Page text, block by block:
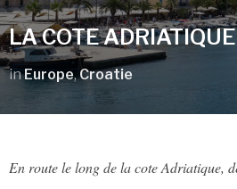
LA COTE ADRIATIQUE
inEurope,Croatie
En route le long de la cote Adriatique,